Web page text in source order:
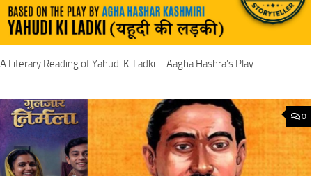
A Literary Reading of Yahudi Ki Ladki – Aagha Hashra’s Play
0